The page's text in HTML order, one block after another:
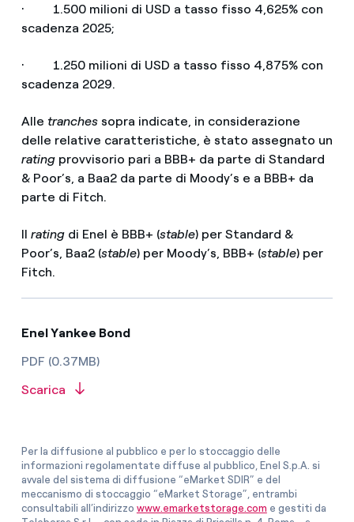
· 1.500 milioni di USD a tasso fisso 4,625% con
scadenza 2025;
· 1.250 milioni di USD a tasso fisso 4,875% con
scadenza 2029.
Alle tranches sopra indicate, in considerazione
delle relative caratteristiche, è stato assegnato un
ratingprovvisorio pari a BBB+ da parte di Standard
& Poor’s, a Baa2 da parte di Moody’s e a BBB+ da
parte di Fitch.
Il ratingdi Enel è BBB+ (stable) per Standard &
Poor’s, Baa2 (stable) per Moody’s, BBB+ (stable) per
Fitch.
Enel Yankee Bond
PDF (0.37MB)
Scarica
Per la diffusione al pubblico e per lo stoccaggio delle
informazioni regolamentate diffuse al pubblico, Enel S.p.A. si
avvale del sistema di diffusione “eMarket SDIR” e del
meccanismo di stoccaggio “eMarket Storage”, entrambi
consultabili all’indirizzo www.emarketstorage.com e gestiti da